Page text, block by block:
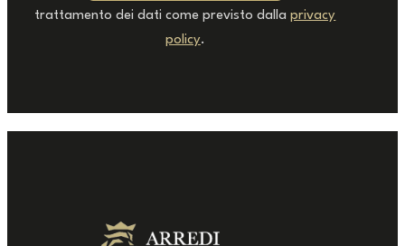
trattamento dei dati come previsto dallaprivacy
policy.